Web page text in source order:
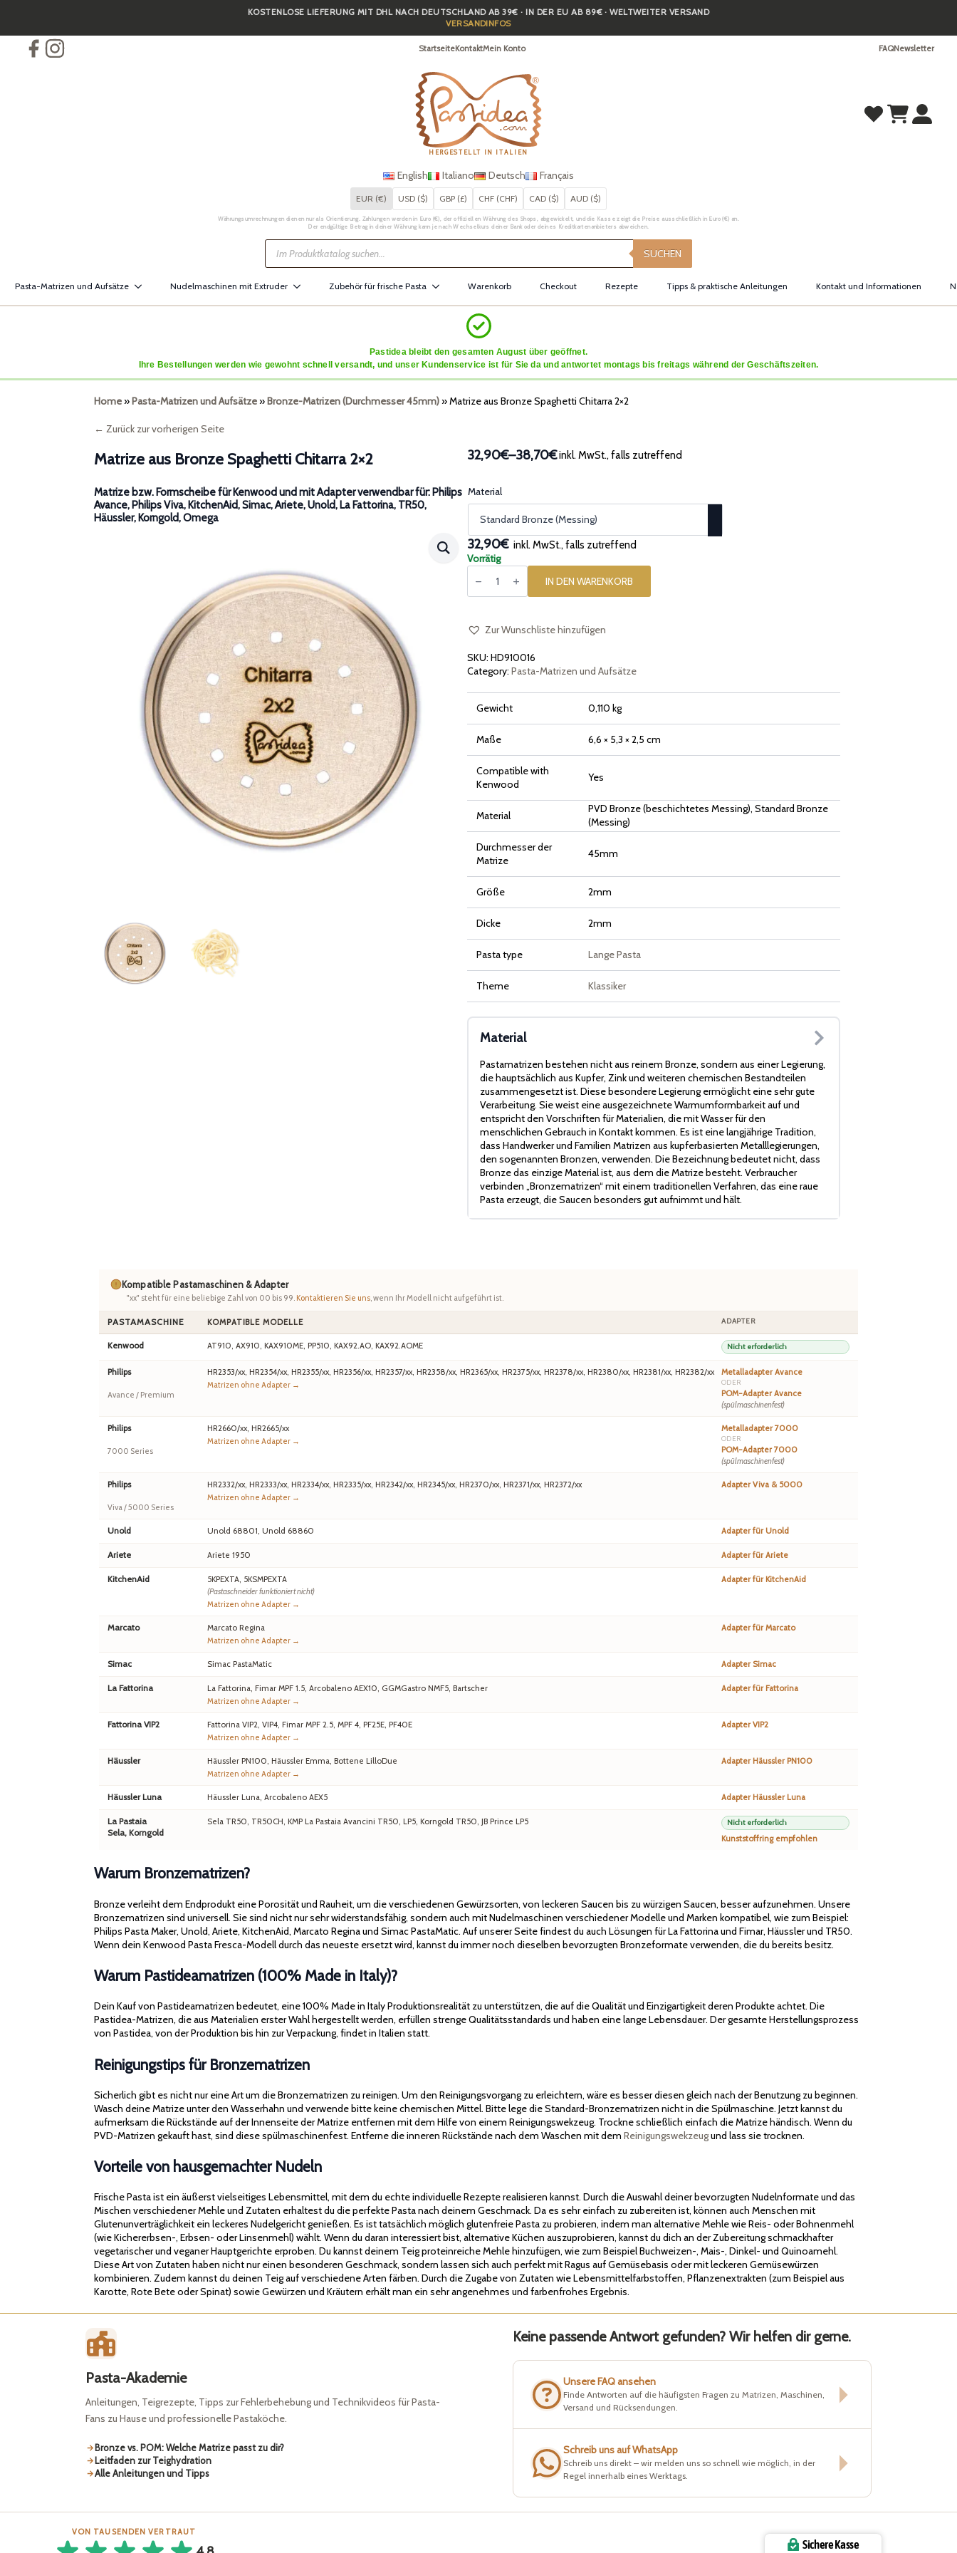
content
KOSTENLOSE LIEFERUNG MIT DHL NACH DEUTSCHLAND AB 39€ · IN DER EU AB 89€ · WELTWEITER VERSAND
VERSANDINFOS
StartseiteKontaktMein Konto FAQNewsletter
HERGESTELLT IN ITALIEN
English Italiano Deutsch Français
EUR (€) USD ($) GBP (£) CHF (CHF) CAD ($) AUD ($)
Währungsumrechnungen dienen nur als Orientierung. Zahlungen werden in Euro (€), der offiziellen Währung des Shops, abgewickelt, und die Kasse zeigt die Preise ausschließlich in Euro (€) an.
Der endgültige Betrag in deiner Währung kann je nach Wechselkurs deiner Bank oder deines Kreditkartenanbieters abweichen.
Products
search SUCHEN
Pasta-Matrizen und Aufsätze Nudelmaschinen mit Extruder Zubehör für frische Pasta Warenkorb Checkout Rezepte Tipps & praktische Anleitungen Kontakt und Informationen
Pastidea bleibt den gesamten August über geöffnet.
Ihre Bestellungen werden wie gewohnt schnell versandt, und unser Kundenservice ist für Sie da und antwortet montags bis freitags während der Geschäftszeiten.
Home»Pasta-Matrizen und Aufsätze»Bronze-Matrizen (Durchmesser 45mm)»Matrize aus Bronze Spaghetti Chitarra 2×2
← Zurück zur vorherigen Seite
Matrize aus Bronze Spaghetti Chitarra 2×2
Matrize bzw. Formscheibe für Kenwood und mit Adapter verwendbar für: Philips
Avance, Philips Viva, KitchenAid, Simac, Ariete, Unold, La Fattorina, TR50,
Häussler, Korngold, Omega
32,90€–38,70€
Preisspanne:
bis
38,70€
inkl. MwSt., falls zutreffend
Material
32,90€ inkl. MwSt., falls zutreffend
Vorrätig
Matrize
aus
Spaghetti
Menge
IN DEN WARENKORB
Zur Wunschliste hinzufügen
SKU: HD910016
Category: Pasta-Matrizen und Aufsätze
Gewicht 0,110 kg
Maße 6,6 × 5,3 × 2,5 cm
Compatible with
Kenwood
Yes
Material
PVD Bronze (beschichtetes Messing), Standard Bronze
(Messing)
Durchmesser der
Matrize
45mm
Größe 2mm
Dicke 2mm
Pasta type Lange Pasta
Theme Klassiker
Material
Pastamatrizen bestehen nicht aus reinem Bronze, sondern aus einer Legierung,
die hauptsächlich aus Kupfer, Zink und weiteren chemischen Bestandteilen
zusammengesetzt ist. Diese besondere Legierung ermöglicht eine sehr gute
Verarbeitung. Sie weist eine ausgezeichnete Warmumformbarkeit auf und
entspricht den Vorschriften für Materialien, die mit Wasser für den
menschlichen Gebrauch in Kontakt kommen. Es ist eine langjährige Tradition,
dass Handwerker und Familien Matrizen aus kupferbasierten Metalllegierungen,
den sogenannten Bronzen, verwenden. Die Bezeichnung bedeutet nicht, dass
Bronze das einzige Material ist, aus dem die Matrize besteht. Verbraucher
verbinden „Bronzematrizen“ mit einem traditionellen Verfahren, das eine raue
Pasta erzeugt, die Saucen besonders gut aufnimmt und hält.
Kompatible Pastamaschinen & Adapter
"xx" steht für eine beliebige Zahl von 00 bis 99. Kontaktieren Sie uns, wenn Ihr Modell nicht aufgeführt ist.
PASTAMASCHINE KOMPATIBLE MODELLE ADAPTER
Kenwood AT910, AX910, KAX910ME, PP510, KAX92.AO, KAX92.AOME Nicht erforderlich
Philips
Avance / Premium
HR2353/xx, HR2354/xx, HR2355/xx, HR2356/xx, HR2357/xx, HR2358/xx, HR2365/xx, HR2375/xx, HR2378/xx, HR2380/xx, HR2381/xx, HR2382/xx
Matrizen ohne Adapter →
Metalladapter Avance
ODER
POM-Adapter Avance
(spülmaschinenfest)
Philips
7000 Series
HR2660/xx, HR2665/xx
Matrizen ohne Adapter →
Metalladapter 7000
ODER
POM-Adapter 7000
(spülmaschinenfest)
Philips
Viva / 5000 Series
HR2332/xx, HR2333/xx, HR2334/xx, HR2335/xx, HR2342/xx, HR2345/xx, HR2370/xx, HR2371/xx, HR2372/xx
Matrizen ohne Adapter →
Adapter Viva & 5000
Unold Unold 68801, Unold 68860 Adapter für Unold
Ariete Ariete 1950 Adapter für Ariete
KitchenAid
5KPEXTA, 5KSMPEXTA
(Pastaschneider funktioniert nicht)
Matrizen ohne Adapter →
Adapter für KitchenAid
Marcato
Marcato Regina
Matrizen ohne Adapter →
Adapter für Marcato
Simac Simac PastaMatic Adapter Simac
La Fattorina
La Fattorina, Fimar MPF 1.5, Arcobaleno AEX10, GGMGastro NMF5, Bartscher
Matrizen ohne Adapter →
Adapter für Fattorina
Fattorina VIP2
Fattorina VIP2, VIP4, Fimar MPF 2.5, MPF 4, PF25E, PF40E
Matrizen ohne Adapter →
Adapter VIP2
Häussler
Häussler PN100, Häussler Emma, Bottene LilloDue
Matrizen ohne Adapter →
Adapter Häussler PN100
Häussler Luna Häussler Luna, Arcobaleno AEX5 Adapter Häussler Luna
La Pastaia
Sela, Korngold
Sela TR50, TR50CH, KMP La Pastaia Avancini TR50, LP5, Korngold TR50, JB Prince LP5 Nicht erforderlich
Kunststoffring empfohlen
Warum Bronzematrizen?
Bronze verleiht dem Endprodukt eine Porosität und Rauheit, um die verschiedenen Gewürzsorten, von leckeren Saucen bis zu würzigen Saucen, besser aufzunehmen. Unsere
Bronzematrizen sind universell. Sie sind nicht nur sehr widerstandsfähig, sondern auch mit Nudelmaschinen verschiedener Modelle und Marken kompatibel, wie zum Beispiel:
Philips Pasta Maker, Unold, Ariete, KitchenAid, Marcato Regina und Simac PastaMatic. Auf unserer Seite findest du auch Lösungen für La Fattorina und Fimar, Häussler und TR50.
Wenn dein Kenwood Pasta Fresca-Modell durch das neueste ersetzt wird, kannst du immer noch dieselben bevorzugten Bronzeformate verwenden, die du bereits besitz.
Warum Pastideamatrizen (100% Made in Italy)?
Dein Kauf von Pastideamatrizen bedeutet, eine 100% Made in Italy Produktionsrealität zu unterstützen, die auf die Qualität und Einzigartigkeit deren Produkte achtet. Die
Pastidea-Matrizen, die aus Materialien erster Wahl hergestellt werden, erfüllen strenge Qualitätsstandards und haben eine lange Lebensdauer. Der gesamte Herstellungsprozess
von Pastidea, von der Produktion bis hin zur Verpackung, findet in Italien statt.
Reinigungstips für Bronzematrizen
Sicherlich gibt es nicht nur eine Art um die Bronzematrizen zu reinigen. Um den Reinigungsvorgang zu erleichtern, wäre es besser diesen gleich nach der Benutzung zu beginnen.
Wasch deine Matrize unter den Wasserhahn und verwende bitte keine chemischen Mittel. Bitte lege die Standard-Bronzematrizen nicht in die Spülmaschine. Jetzt kannst du
aufmerksam die Rückstände auf der Innenseite der Matrize entfernen mit dem Hilfe von einem Reinigungswekzeug. Trockne schließlich einfach die Matrize händisch. Wenn du
PVD-Matrizen gekauft hast, sind diese spülmaschinenfest. Entferne die inneren Rückstände nach dem Waschen mit dem Reinigungswekzeugund lass sie trocknen.
Vorteile von hausgemachter Nudeln
Frische Pasta ist ein äußerst vielseitiges Lebensmittel, mit dem du echte individuelle Rezepte realisieren kannst. Durch die Auswahl deiner bevorzugten Nudelnformate und das
Mischen verschiedener Mehle und Zutaten erhaltest du die perfekte Pasta nach deinem Geschmack. Da es sehr einfach zu zubereiten ist, können auch Menschen mit
Glutenunverträglichkeit ein leckeres Nudelgericht genießen. Es ist tatsächlich möglich glutenfreie Pasta zu probieren, indem man alternative Mehle wie Reis- oder Bohnenmehl
(wie Kichererbsen-, Erbsen- oder Linsenmehl) wählt. Wenn du daran interessiert bist, alternative Küchen auszuprobieren, kannst du dich an der Zubereitung schmackhafter
vegetarischer und veganer Hauptgerichte erproben. Du kannst deinem Teig proteinreiche Mehle hinzufügen, wie zum Beispiel Buchweizen-, Mais-, Dinkel- und Quinoamehl.
Diese Art von Zutaten haben nicht nur einen besonderen Geschmack, sondern lassen sich auch perfekt mit Ragus auf Gemüsebasis oder mit leckeren Gemüsewürzen
kombinieren. Zudem kannst du deinen Teig auf verschiedene Arten färben. Durch die Zugabe von Zutaten wie Lebensmittelfarbstoffen, Pflanzenextrakten (zum Beispiel aus
Karotte, Rote Bete oder Spinat) sowie Gewürzen und Kräutern erhält man ein sehr angenehmes und farbenfrohes Ergebnis.
Pasta-Akademie
Anleitungen, Teigrezepte, Tipps zur Fehlerbehebung und Technikvideos für Pasta-
Fans zu Hause und professionelle Pastaköche.
Bronze vs. POM: Welche Matrize passt zu dir?
Leitfaden zur Teighydration
Alle Anleitungen und Tipps
Keine passende Antwort gefunden? Wir helfen dir gerne.
Unsere FAQ ansehen
Finde Antworten auf die häufigsten Fragen zu Matrizen, Maschinen,
Versand und Rücksendungen.
Schreib uns auf WhatsApp
Schreib uns direkt – wir melden uns so schnell wie möglich, in der
Regel innerhalb eines Werktags.
VON TAUSENDEN VERTRAUT
Sichere Kasse